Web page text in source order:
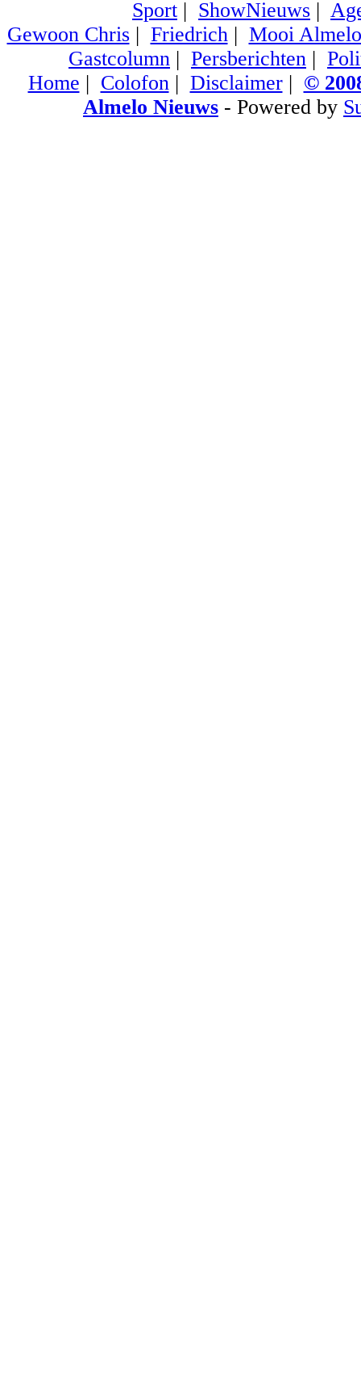
Sport | ShowNieuws |
Gewoon Chris| Friedrich| Mooi Almelo
Gastcolumn | Persberichten |
Home | Colofon| Disclaimer| ©
Almelo Nieuws - Powered by